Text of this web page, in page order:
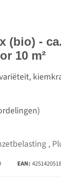
(bio) -
10 m²
,
EAN: